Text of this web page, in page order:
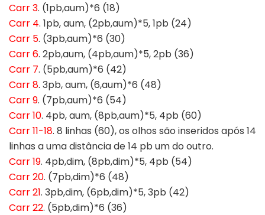
Carr 3. (1pb,aum)*6 (18)
Carr 4. 1pb, aum, (2pb,aum)*5, 1pb (24)
Carr 5. (3pb,aum)*6 (30)
Carr 6. 2pb,aum, (4pb,aum)*5, 2pb (36)
Carr 7. (5pb,aum)*6 (42)
Carr 8. 3pb, aum, (6,aum)*6 (48)
Carr 9. (7pb,aum)*6 (54)
Carr 10. 4pb, aum, (8pb,aum)*5, 4pb (60)
Carr 11-18. 8 linhas (60), os olhos são inseridos após 14
linhas a uma distância de 14 pb um do outro.
Carr 19. 4pb,dim, (8pb,dim)*5, 4pb (54)
Carr 20. (7pb,dim)*6 (48)
Carr 21. 3pb,dim, (6pb,dim)*5, 3pb (42)
Carr 22. (5pb,dim)*6 (36)